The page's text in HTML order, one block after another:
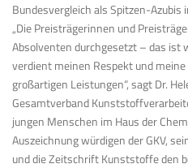
Bundesvergleich als Spitzen-
„Die Preisträgerinnen und
Absolventen durchgesetzt – das ist
verdient meinen Respekt und
großartigen Leistungen“, sagt Dr.
Gesamtverband
jungen Menschen im Haus der
Auszeichnung würdigen der GKV,
und die Zeitschrift Kunststoffe den